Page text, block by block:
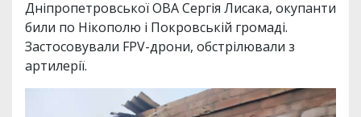
Дніпропетровської ОВА Сергія Лисака, окупанти
били по Нікополю і Покровській громаді.
Застосовували FPV-дрони, обстрілювали з
артилерії.